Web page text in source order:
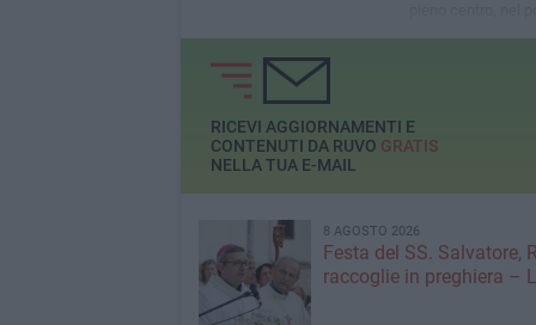
pieno centro, nel
RICEVI AGGIORNAMENTI E
CONTENUTI DA RUVO GRATIS
NELLA TUA E-MAIL
8 AGOSTO 2026
Festa del SS. Salvatore,
raccoglie in preghiera –